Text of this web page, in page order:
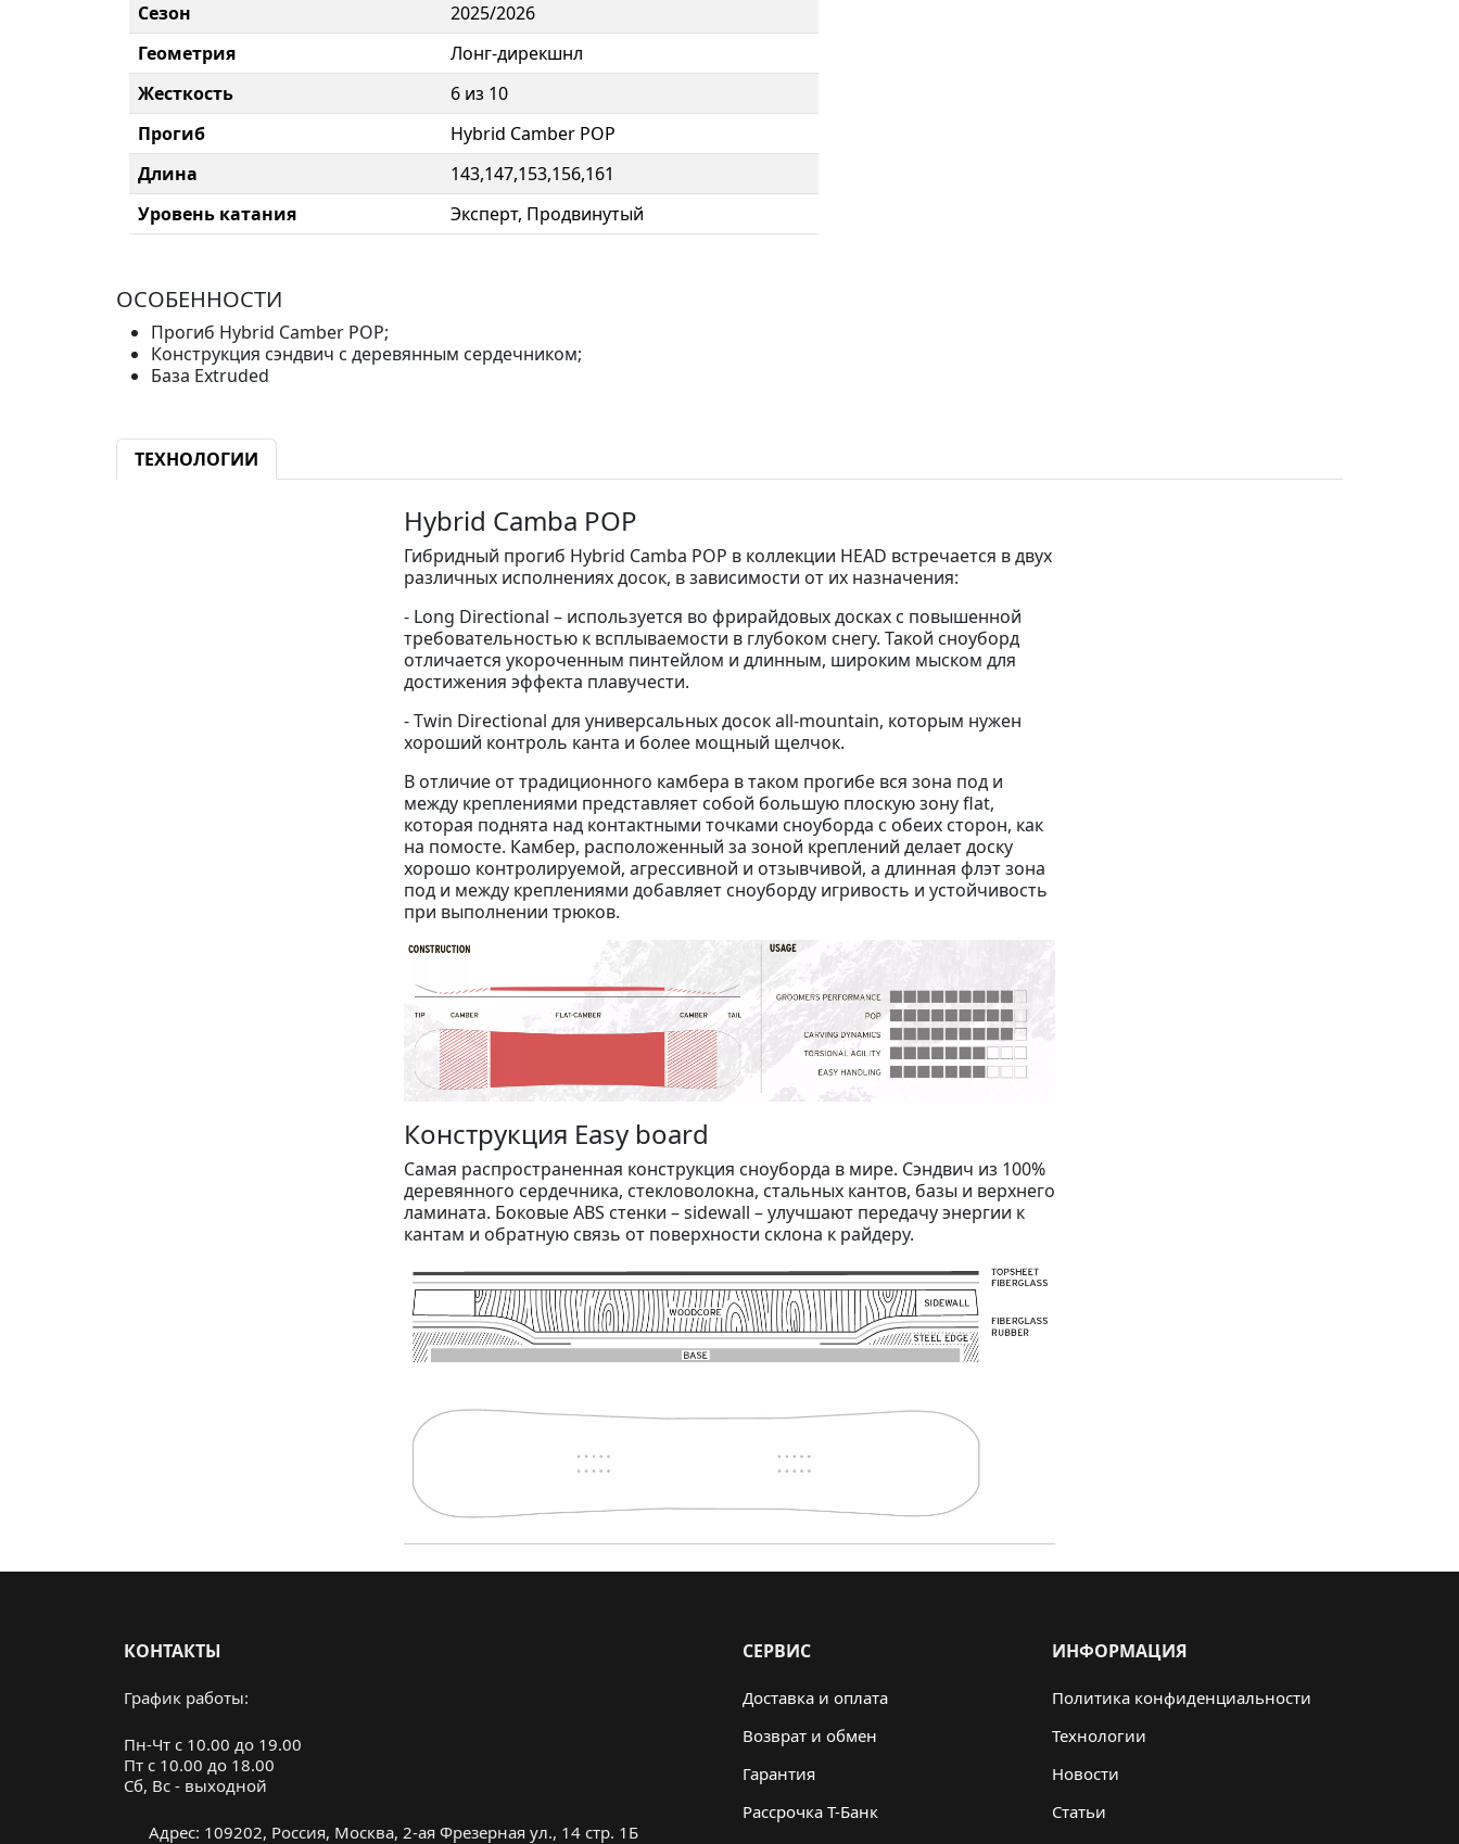
Сезон
2025/2026
Геометрия
Лонг-дирекшнл
Жесткость
6 из 10
Прогиб
Hybrid Camber POP
Длина
143,147,153,156,161
Уровень катания
Эксперт, Продвинутый
ОСОБЕННОСТИ
Прогиб Hybrid Camber POP;
Конструкция сэндвич с деревянным сердечником;
База Extruded
ТЕХНОЛОГИИ
Hybrid Camba POP
Гибридный прогиб Hybrid Camba POP в коллекции HEAD встречается в двух
различных исполнениях досок, в зависимости от их назначения:
- Long Directional – используется во фрирайдовых досках с повышенной
требовательностью к всплываемости в глубоком снегу. Такой сноуборд
отличается укороченным пинтейлом и длинным, широким мыском для
достижения эффекта плавучести.
- Twin Directional для универсальных досок all-mountain, которым нужен
хороший контроль канта и более мощный щелчок.
В отличие от традиционного камбера в таком прогибе вся зона под и
между креплениями представляет собой большую плоскую зону flat,
которая поднята над контактными точками сноуборда с обеих сторон, как
на помосте. Камбер, расположенный за зоной креплений делает доску
хорошо контролируемой, агрессивной и отзывчивой, а длинная флэт зона
под и между креплениями добавляет сноуборду игривость и устойчивость
при выполнении трюков.
Конструкция Easy board
Самая распространенная конструкция сноуборда в мире. Сэндвич из 100%
деревянного сердечника, стекловолокна, стальных кантов, базы и верхнего
ламината. Боковые ABS стенки – sidewall – улучшают передачу энергии к
кантам и обратную связь от поверхности склона к райдеру.
КОНТАКТЫ
График работы:
Пн-Чт с 10.00 до 19.00
Пт с 10.00 до 18.00
Cб, Вс - выходной
Адрес: 109202, Россия, Москва, 2-ая Фрезерная ул., 14 стр. 1Б
СЕРВИС
Доставка и оплата
Возврат и обмен
Гарантия
Рассрочка Т-Банк
ИНФОРМАЦИЯ
Политика конфиденциальности
Технологии
Новости
Статьи